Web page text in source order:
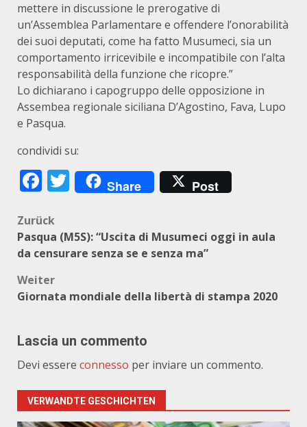
mettere in discussione le prerogative di
un’Assemblea Parlamentare e offendere l’onorabilità
dei suoi deputati, come ha fatto Musumeci, sia un
comportamento irricevibile e incompatibile con l’alta
responsabilità della funzione che ricopre.”
Lo dichiarano i capogruppo delle opposizione in
Assembea regionale siciliana D’Agostino, Fava, Lupo
e Pasqua.
condividi su:
Facebook
Twitter
Share Post
Beitragsnavigation
Zurück
Pasqua (M5S): “Uscita di Musumeci oggi in aula
da censurare senza se e senza ma”
Weiter
Giornata mondiale della libertà di stampa 2020
Lascia un commento
Devi essere connesso per inviare un commento.
VERWANDTE GESCHICHTEN